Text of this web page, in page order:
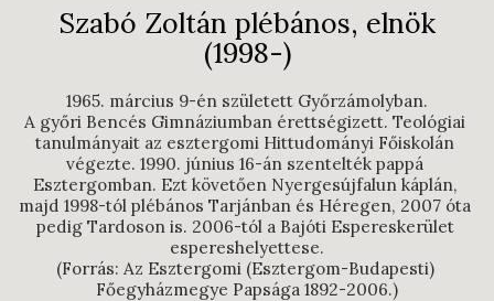
Szabó Zoltán plébános, elnök
(1998-)
1965. március 9-én született Győrzámolyban.
A győri Bencés Gimnáziumban érettségizett. Teológiai
tanulmányait az esztergomi Hittudományi Főiskolán
végezte. 1990. június 16-án szentelték pappá
Esztergomban. Ezt követően Nyergesújfalun káplán,
majd 1998-tól plébános Tarjánban és Héregen, 2007 óta
pedig Tardoson is. 2006-tól a Bajóti Espereskerület
espereshelyettese.
(Forrás: Az Esztergomi (Esztergom-Budapesti)
Főegyházmegye Papsága 1892-2006.)